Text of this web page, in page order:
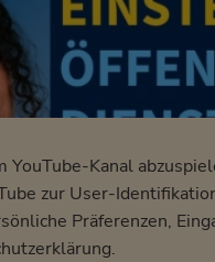
YouTube-Kanal
zur User-
Präferenzen,
.